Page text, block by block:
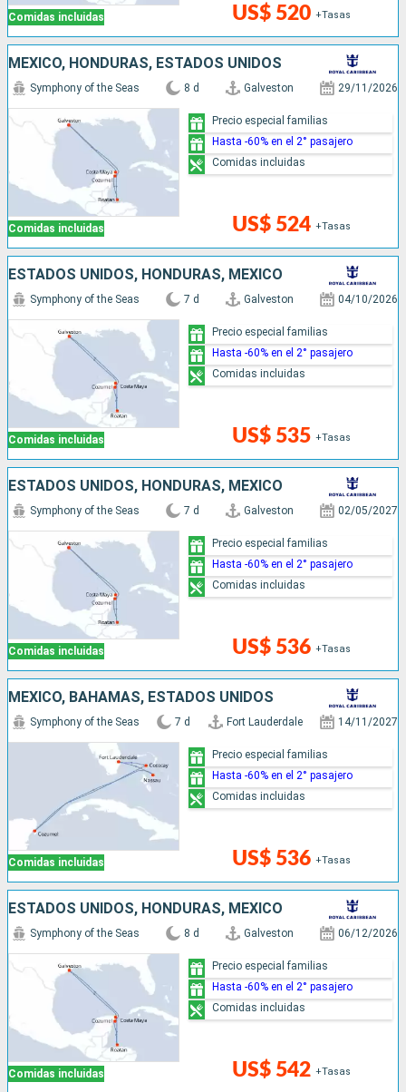
Comidas incluidas US$ 520 +Tasas
MÉXICO, HONDURAS, ESTADOS UNIDOS
Comidas incluidas
Symphony of the Seas 8 d Galveston 29/11/2026
US$ 524 +Tasas
Precio especial familias
Hasta -60% en el 2° pasajero
Comidas incluidas
ESTADOS UNIDOS, HONDURAS, MÉXICO
Comidas incluidas
Symphony of the Seas 7 d Galveston 04/10/2026
US$ 535 +Tasas
Precio especial familias
Hasta -60% en el 2° pasajero
Comidas incluidas
ESTADOS UNIDOS, HONDURAS, MÉXICO
Comidas incluidas
Symphony of the Seas 7 d Galveston 02/05/2027
US$ 536 +Tasas
Precio especial familias
Hasta -60% en el 2° pasajero
Comidas incluidas
MÉXICO, BAHAMAS, ESTADOS UNIDOS
Comidas incluidas
Symphony of the Seas 7 d Fort Lauderdale 14/11/2027
US$ 536 +Tasas
Precio especial familias
Hasta -60% en el 2° pasajero
Comidas incluidas
ESTADOS UNIDOS, HONDURAS, MÉXICO
Comidas incluidas
Symphony of the Seas 8 d Galveston 06/12/2026
US$ 542 +Tasas
Precio especial familias
Hasta -60% en el 2° pasajero
Comidas incluidas